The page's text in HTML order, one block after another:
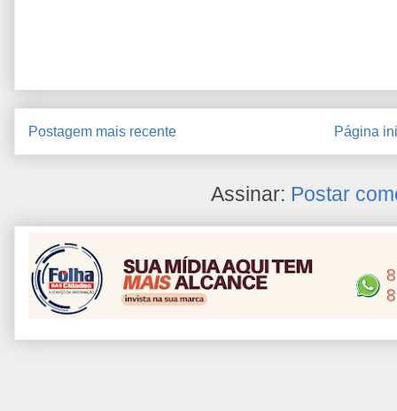
Postagem mais recente Página
Assinar: Postar